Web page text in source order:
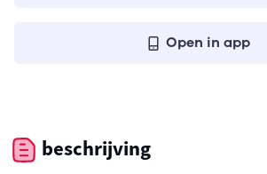
Open in app
beschrijving